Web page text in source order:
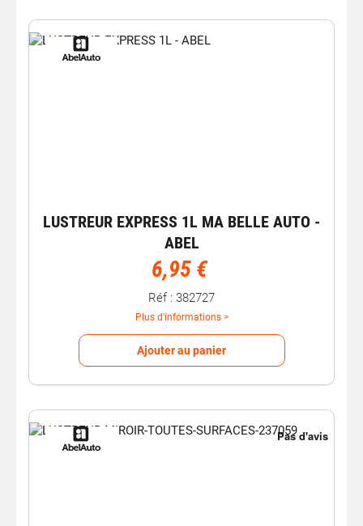
LUSTREUR EXPRESS 1L MA BELLE AUTO -
ABEL
6,95 €
Réf : 382727
Plus d'informations >
Ajouter au panier